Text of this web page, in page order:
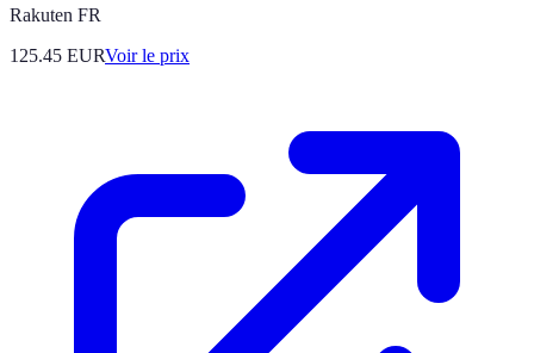
Rakuten FR
125.45 EURVoir le prix